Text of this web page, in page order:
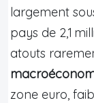
largement
pays de 2,1
atouts
zone euro,